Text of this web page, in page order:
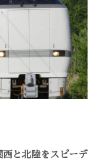
と北陸をスピーデ